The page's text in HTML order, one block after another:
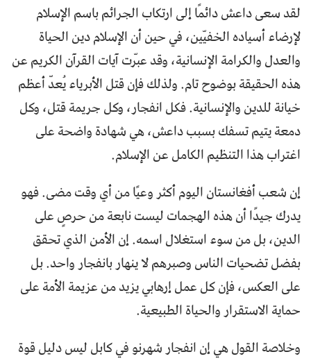
لقد سعى داعش دائمًا إلى ارتكاب الجرائم باسم الإسلام
لإرضاء أسياده الخفيّين، في حين أن الإسلام دين الحياة
والعدل والكرامة الإنسانية، وقد عبّرت آيات القرآن الكريم عن
هذه الحقيقة بوضوح تام. ولذلك فإن قتل الأبرياء يُعدّ أعظم
خيانة للدين والإنسانية. فكل انفجار، وكل جريمة قتل، وكل
دمعة يتيم تسفك بسبب داعش، هي شهادة واضحة على
اغتراب هذا التنظيم الكامل عن الإسلام.
إن شعب أفغانستان اليوم أكثر وعيًا من أي وقت مضى. فهو
يدرك جيدًا أن هذه الهجمات ليست نابعة من حرصٍ على
الدين، بل من سوء استغلال اسمه. إن الأمن الذي تحقق
بفضل تضحيات الناس وصبرهم لا ينهار بانفجار واحد. بل
على العكس، فإن كل عمل إرهابي يزيد من عزيمة الأمة على
حماية الاستقرار والحياة الطبيعية.
وخلاصة القول هي إن انفجار شهرنو في كابل ليس دليل قوة